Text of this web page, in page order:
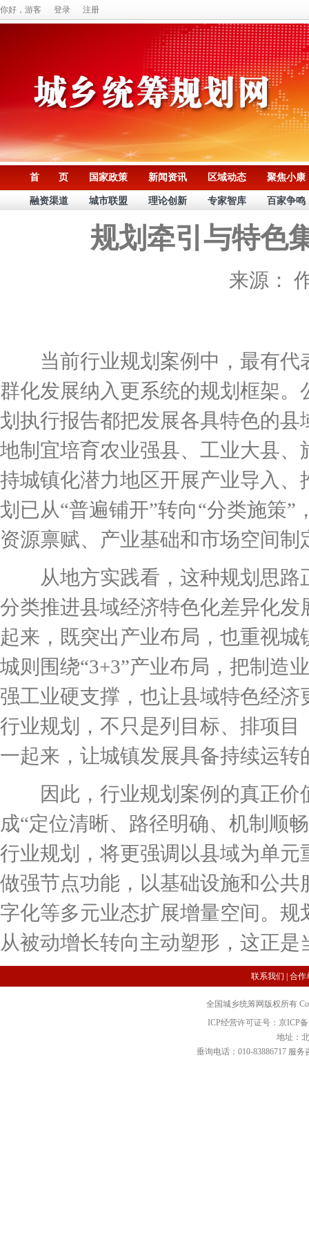
你好，游客 登录 注册
首 页 国家政策 新闻资讯 区域动态 聚焦小康
融资渠道 城市联盟 理论创新 专家智库 百家争鸣
规划牵引与特色
来源：
当前行业规划案例中，最有代
群化发展纳入更系统的规划框架
划执行报告都把发展各具特色的
地制宜培育农业强县、工业大县
持城镇化潜力地区开展产业导入
划已从“普遍铺开”转向“分类施策
资源禀赋、产业基础和市场空间制
从地方实践看，这种规划思路
分类推进县域经济特色化差异化
起来，既突出产业布局，也重视
城则围绕“3+3”产业布局，把制造
强工业硬支撑，也让县域特色经
行业规划，不只是列目标、排项
一起来，让城镇发展具备持续运转
因此，行业规划案例的真正价
成“定位清晰、路径明确、机制顺
行业规划，将更强调以县域为单
做强节点功能，以基础设施和公
字化等多元业态扩展增量空间。
从被动增长转向主动塑形，这正
联系我们 合作
全国城乡统筹网版权所有
ICP经营许可证号：京ICP备
地址：
垂询电话：010-83886717 服务